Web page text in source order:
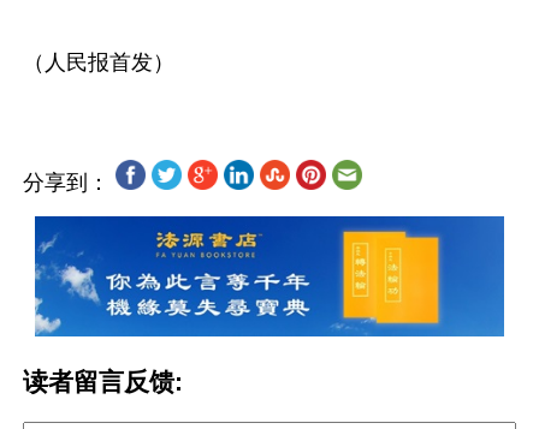
分享到：
读者留言反馈: